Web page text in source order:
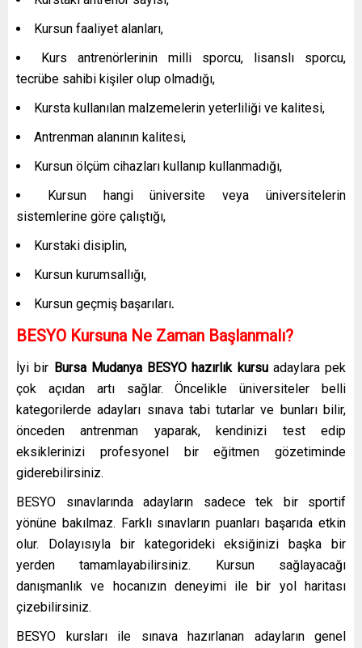
Kursun faaliyet alanları,
Kurs antrenörlerinin milli sporcu, lisanslı sporcu,
tecrübe sahibi kişiler olup olmadığı,
Kursta kullanılan malzemelerin yeterliliği ve kalitesi,
Antrenman alanının kalitesi,
Kursun ölçüm cihazları kullanıp kullanmadığı,
Kursun hangi üniversite veya üniversitelerin
sistemlerine göre çalıştığı,
Kurstaki disiplin,
Kursun kurumsallığı,
Kursun geçmiş başarıları.
BESYO Kursuna Ne Zaman Başlanmalı?
İyi bir Bursa Mudanya BESYO hazırlık kursu adaylara pek
çok açıdan artı sağlar. Öncelikle üniversiteler belli
kategorilerde adayları sınava tabi tutarlar ve bunları bilir,
önceden antrenman yaparak, kendinizi test edip
eksiklerinizi profesyonel bir eğitmen gözetiminde
giderebilirsiniz.
BESYO sınavlarında adayların sadece tek bir sportif
yönüne bakılmaz. Farklı sınavların puanları başarıda etkin
olur. Dolayısıyla bir kategorideki eksiğinizi başka bir
yerden tamamlayabilirsiniz. Kursun sağlayacağı
danışmanlık ve hocanızın deneyimi ile bir yol haritası
çizebilirsiniz.
BESYO kursları ile sınava hazırlanan adayların genel